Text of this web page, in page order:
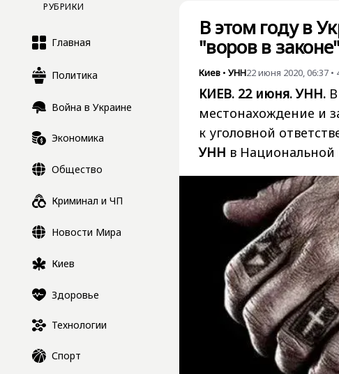
РУБРИКИ
Главная
Политика
Война в Украине
Экономика
Общество
Криминал и ЧП
Новости Мира
Киев
Здоровье
Технологии
Спорт
В этом году в
"воров в
Киев • УНН22 июня 2020, 06:37 •
КИЕВ. 22 июня. УНН.
местонахождение и
к уголовной
УНН в